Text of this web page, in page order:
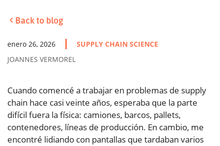
Back to blog
enero 26, 2026
SUPPLY CHAIN SCIENCE
JOANNES VERMOREL
Cuando comencé a trabajar en problemas de supply
chain hace casi veinte años, esperaba que la parte
difícil fuera la física: camiones, barcos, pallets,
contenedores, líneas de producción. En cambio, me
encontré lidiando con pantallas que tardaban varios